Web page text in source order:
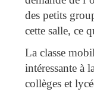
des petits
cette salle, ce
La classe
intéressante à
collèges et